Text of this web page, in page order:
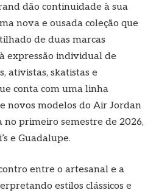
dão continuidade à sua
nova e ousada coleção que
de duas marcas
expressão individual de
ativistas, skatistas e
conta com uma linha
novos modelos do Air Jordan
no primeiro semestre de 2026,
e Guadalupe.
entre o artesanal e a
estilos clássicos e